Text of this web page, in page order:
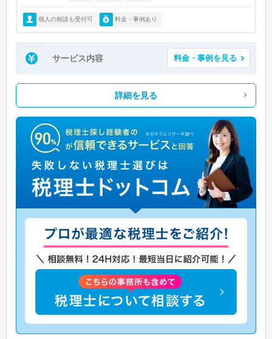
個人の相談も受付可 料金・事例あり
サービス内容 料金・事例を見る
詳細を見る